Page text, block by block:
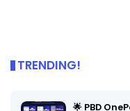
TRENDING!
🌟 PBD